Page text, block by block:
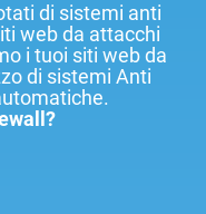
di sistemi anti
web da attacchi
i tuoi siti web da
di sistemi Anti